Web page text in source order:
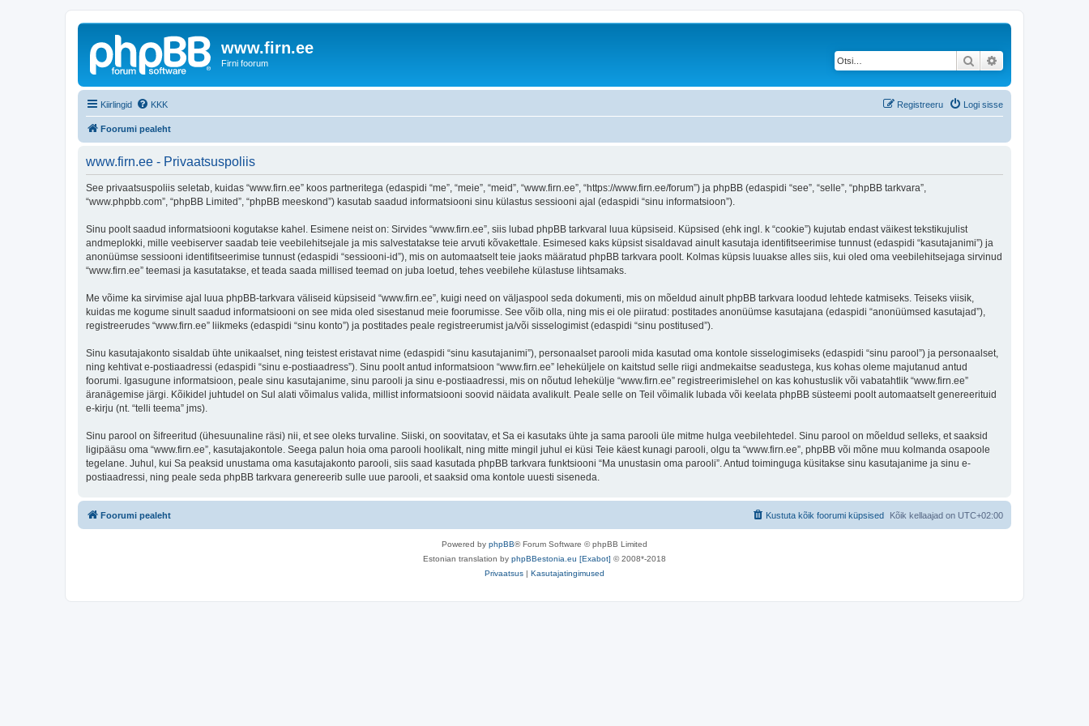
www.firn.ee
Firni foorum Otsi
Kiirlingid KKK Logi sisse
Registreeru
Foorumi pealeht
www.firn.ee - Privaatsuspoliis
See privaatsuspoliis seletab, kuidas “www.firn.ee” koos partneritega (edaspidi “me”, “meie”, “meid”, “www.firn.ee”, “https://www.firn.ee/forum”) ja phpBB (edaspidi “see”, “selle”, “phpBB tarkvara”,
“www.phpbb.com”, “phpBB Limited”, “phpBB meeskond”) kasutab saadud informatsiooni sinu külastus sessiooni ajal (edaspidi “sinu informatsioon”).
Sinu poolt saadud informatsiooni kogutakse kahel. Esimene neist on: Sirvides “www.firn.ee”, siis lubad phpBB tarkvaral luua küpsiseid. Küpsised (ehk ingl. k “cookie”) kujutab endast väikest tekstikujulist
andmeplokki, mille veebiserver saadab teie veebilehitsejale ja mis salvestatakse teie arvuti kõvakettale. Esimesed kaks küpsist sisaldavad ainult kasutaja identifitseerimise tunnust (edaspidi “kasutajanimi”) ja
anonüümse sessiooni identifitseerimise tunnust (edaspidi “sessiooni-id”), mis on automaatselt teie jaoks määratud phpBB tarkvara poolt. Kolmas küpsis luuakse alles siis, kui oled oma veebilehitsejaga sirvinud
“www.firn.ee” teemasi ja kasutatakse, et teada saada millised teemad on juba loetud, tehes veebilehe külastuse lihtsamaks.
Me võime ka sirvimise ajal luua phpBB-tarkvara väliseid küpsiseid “www.firn.ee”, kuigi need on väljaspool seda dokumenti, mis on mõeldud ainult phpBB tarkvara loodud lehtede katmiseks. Teiseks viisik,
kuidas me kogume sinult saadud informatsiooni on see mida oled sisestanud meie foorumisse. See võib olla, ning mis ei ole piiratud: postitades anonüümse kasutajana (edaspidi “anonüümsed kasutajad”),
registreerudes “www.firn.ee” liikmeks (edaspidi “sinu konto”) ja postitades peale registreerumist ja/või sisselogimist (edaspidi “sinu postitused”).
Sinu kasutajakonto sisaldab ühte unikaalset, ning teistest eristavat nime (edaspidi “sinu kasutajanimi”), personaalset parooli mida kasutad oma kontole sisselogimiseks (edaspidi “sinu parool”) ja personaalset,
ning kehtivat e-postiaadressi (edaspidi “sinu e-postiaadress”). Sinu poolt antud informatsioon “www.firn.ee” leheküljele on kaitstud selle riigi andmekaitse seadustega, kus kohas oleme majutanud antud
foorumi. Igasugune informatsioon, peale sinu kasutajanime, sinu parooli ja sinu e-postiaadressi, mis on nõutud lehekülje “www.firn.ee” registreerimislehel on kas kohustuslik või vabatahtlik “www.firn.ee”
äranägemise järgi. Kõikidel juhtudel on Sul alati võimalus valida, millist informatsiooni soovid näidata avalikult. Peale selle on Teil võimalik lubada või keelata phpBB süsteemi poolt automaatselt genereerituid
e-kirju (nt. “telli teema” jms).
Sinu parool on šifreeritud (ühesuunaline räsi) nii, et see oleks turvaline. Siiski, on soovitatav, et Sa ei kasutaks ühte ja sama parooli üle mitme hulga veebilehtedel. Sinu parool on mõeldud selleks, et saaksid
ligipääsu oma “www.firn.ee”, kasutajakontole. Seega palun hoia oma parooli hoolikalt, ning mitte mingil juhul ei küsi Teie käest kunagi parooli, olgu ta “www.firn.ee”, phpBB või mõne muu kolmanda osapoole
tegelane. Juhul, kui Sa peaksid unustama oma kasutajakonto parooli, siis saad kasutada phpBB tarkvara funktsiooni “Ma unustasin oma parooli”. Antud toiminguga küsitakse sinu kasutajanime ja sinu e-
postiaadressi, ning peale seda phpBB tarkvara genereerib sulle uue parooli, et saaksid oma kontole uuesti siseneda.
Foorumi pealeht Kõik kellaajad on UTC+02:00
Kustuta kõik foorumi küpsised
Powered by phpBB® Forum Software © phpBB Limited
Estonian translation by phpBBestonia.eu [Exabot] © 2008*-2018
Privaatsus | Kasutajatingimused